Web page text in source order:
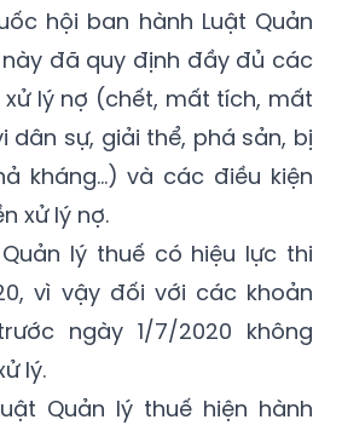
hội ban hành Luật Quản
này đã quy định đầy đủ các
lý nợ (chết, mất tích, mất
dân sự, giải thể, phá sản, bị
kháng...) và các điều kiện
xử lý nợ.
Quản lý thuế có hiệu lực thi
vì vậy đối với các khoản
ngày 1/7/2020 không
lý.
Quản lý thuế hiện hành